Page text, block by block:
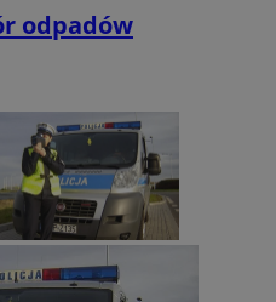
odpadów